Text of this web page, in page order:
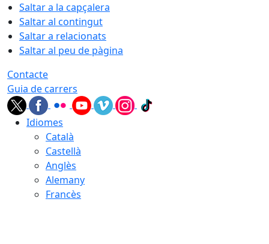
Saltar a la capçalera
Saltar al contingut
Saltar a relacionats
Saltar al peu de pàgina
Contacte
Guia de carrers
Idiomes
Català
Castellà
Anglès
Alemany
Francès